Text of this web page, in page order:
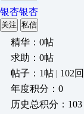
银杏银杏
关注 私信
精华：0帖
求助：0帖
帖子：1帖 | 102回
年度积分：0
历史总积分：103